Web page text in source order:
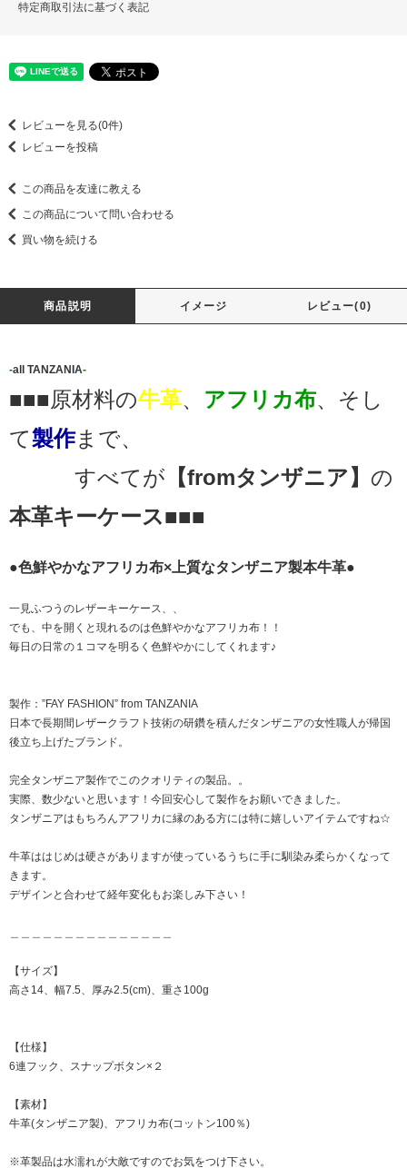
特定商取引法に基づく表記
レビューを見る(0件)
レビューを投稿
この商品を友達に教える
この商品について問い合わせる
買い物を続ける
商品説明 イメージ レビュー(0)
-all TANZANIA-
■■■原材料の牛革、 アフリカ布、そし
て製作まで、
すべてが 【fromタンザニア】 の
本革キーケース■■■
●色鮮やかなアフリカ布×上質なタンザニア製本牛革●
一見ふつうのレザーキーケース、、
でも、中を開くと現れるのは色鮮やかなアフリカ布！！
毎日の日常の１コマを明るく色鮮やかにしてくれます♪
製作：”FAY FASHION” from TANZANIA
日本で長期間レザークラフト技術の研鑽を積んだタンザニアの女性職人が帰国
後立ち上げたブランド。
完全タンザニア製作でこのクオリティの製品。。
実際、数少ないと思います！今回安心して製作をお願いできました。
タンザニアはもちろんアフリカに縁のある方には特に嬉しいアイテムですね☆
牛革ははじめは硬さがありますが使っているうちに手に馴染み柔らかくなって
きます。
デザインと合わせて経年変化もお楽しみ下さい！
【サイズ】
高さ14、幅7.5、厚み2.5(cm)、重さ100g
【仕様】
6連フック、スナップボタン×２
【素材】
牛革(タンザニア製)、アフリカ布(コットン100％)
※革製品は水濡れが大敵ですのでお気をつけ下さい。